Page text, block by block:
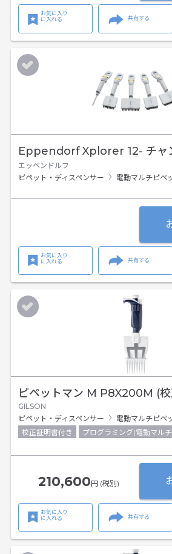
お気に入り
に入れる
共有する
Eppendorf Xplorer 12- チャ
エッペンドルフ
ピペット・ディスペンサー
電動マルチピペ
お気に入り
に入れる
共有する
ピペットマン M P8X200M (
GILSON
ピペット・ディスペンサー
電動マルチピペ
校正証明書付き
プログラミング(電動マル
210,600円 (税別)
お気に入り
に入れる
共有する